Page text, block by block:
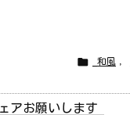
 _和風
アお願いします